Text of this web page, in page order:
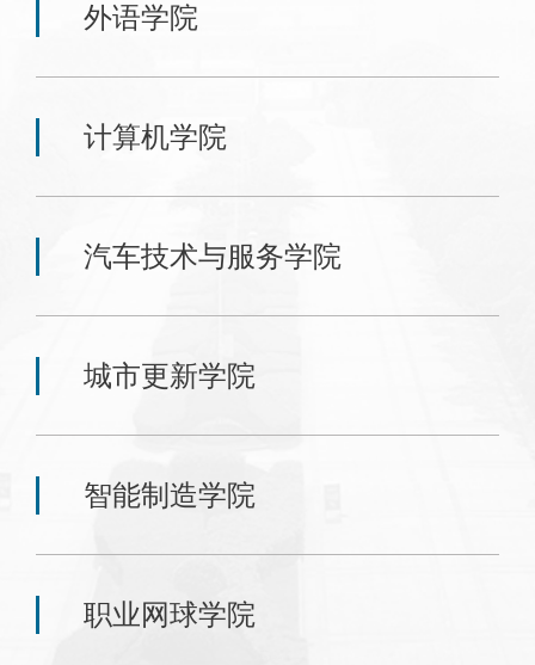
外语学院
计算机学院
汽车技术与服务学院
城市更新学院
智能制造学院
职业网球学院